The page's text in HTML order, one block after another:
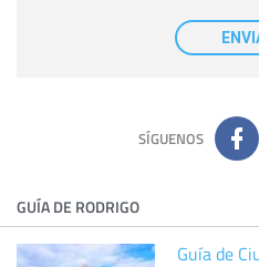
con carácter
nuestra entidad que esté
tener conocimiento de la
comunicarán datos a terceros.
adicional y detallada sobre
política de privacidad
SÍGUENOS
GUÍA DE RODRIGO
Guía de